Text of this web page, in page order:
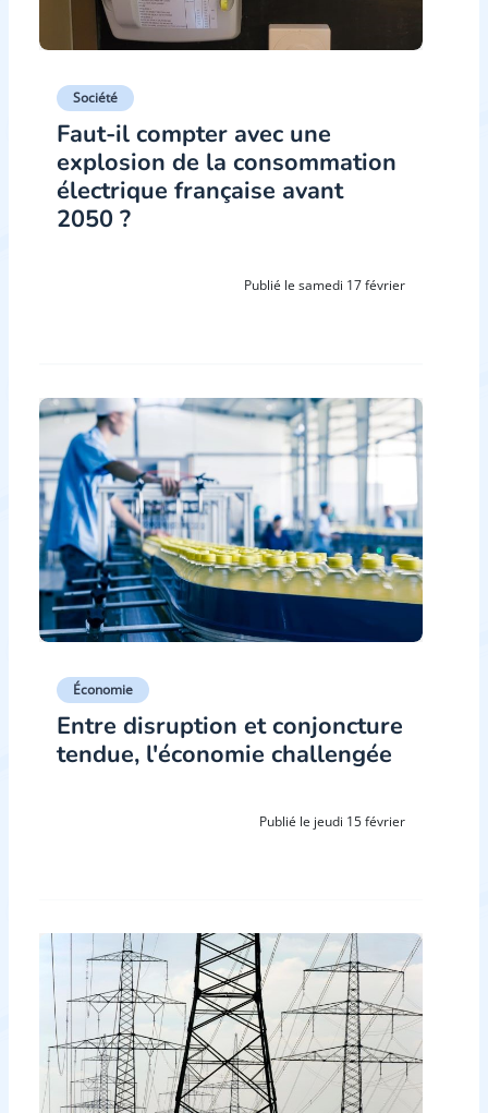
Société
Faut-il compter avec une
explosion de la consommation
électrique française avant
2050 ?
Publié le samedi 17 février
Économie
Entre disruption et conjoncture
tendue, l'économie challengée
Publié le jeudi 15 février